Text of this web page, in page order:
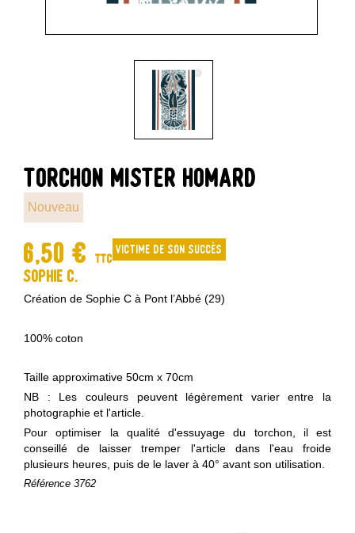
TORCHON MISTER HOMARD
Nouveau
6,50 € TTC
Victime de son succès
Sophie C.
Création de Sophie C à Pont l’Abbé (29)
100% coton
Taille approximative 50cm x 70cm
NB : Les couleurs peuvent légèrement varier entre la
photographie et l'article.
Pour optimiser la qualité d'essuyage du torchon, il est
conseillé de laisser tremper l'article dans l'eau froide
plusieurs heures, puis de le laver à 40° avant son utilisation.
Référence 3762